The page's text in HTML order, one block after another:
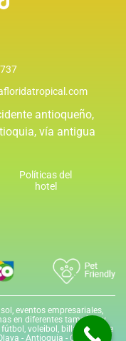
antioqueño,
vía antigua
Políticas del
hotel
eventos empresariales,
en diferentes tamaños y
voleibol, billar, tenis de
- Antioquia - Colombia,